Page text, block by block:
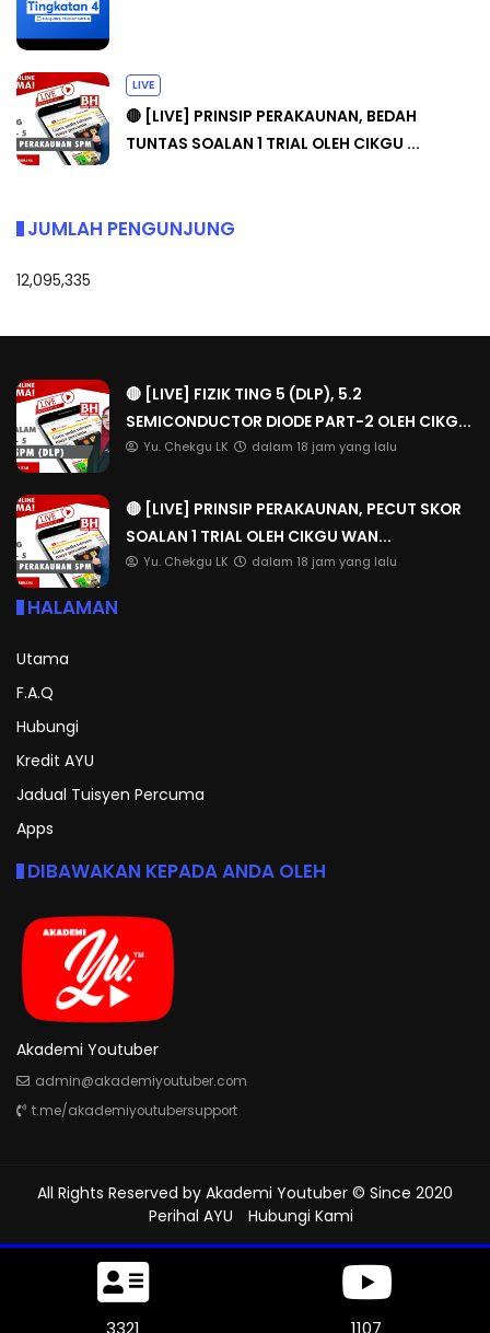
LIVE
🔴 [LIVE] PRINSIP PERAKAUNAN, BEDAH
TUNTAS SOALAN 1 TRIAL OLEH CIKGU ...
JUMLAH PENGUNJUNG
12,095,335
🔴 [LIVE] FIZIK TING 5 (DLP), 5.2
SEMICONDUCTOR DIODE PART-2 OLEH CIKG...
Yu. Chekgu LK dalam 18 jam yang lalu
🔴 [LIVE] PRINSIP PERAKAUNAN, PECUT SKOR
SOALAN 1 TRIAL OLEH CIKGU WAN...
Yu. Chekgu LK dalam 18 jam yang lalu
HALAMAN
Utama
F.A.Q
Hubungi
Kredit AYU
Jadual Tuisyen Percuma
Apps
DIBAWAKAN KEPADA ANDA OLEH
Akademi Youtuber
admin@akademiyoutuber.com
t.me/akademiyoutubersupport
All Rights Reserved by Akademi Youtuber © Since 2020
Perihal AYU
Hubungi Kami
3699 1233